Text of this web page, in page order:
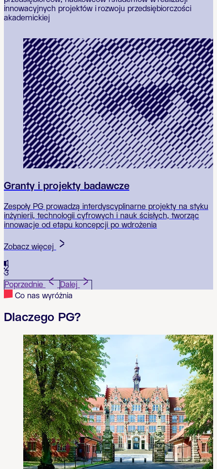
innowacyjnych projektów i rozwoju przedsiębiorczości
akademickiej
Granty i projekty badawcze
Zespoły PG prowadzą interdyscyplinarne projekty na styku
inżynierii, technologii cyfrowych i nauk ścisłych, tworząc
innowacje od etapu koncepcji po wdrożenia
Zobacz więcej
1
2
3
Poprzednie
Dalej
Co nas wyróżnia
Dlaczego PG?